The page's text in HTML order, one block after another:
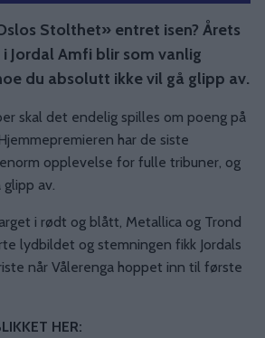
Stolthet» entret isen? Årets
Jordal Amfi blir som vanlig
du absolutt ikke vil gå glipp av.
skal det endelig spilles om poeng på
har de siste
opplevelse for fulle tribuner, og
av.
i rødt og blått, Metallica og Trond
lydbildet og stemningen fikk Jordals
når Vålerenga hoppet inn til første
HER: